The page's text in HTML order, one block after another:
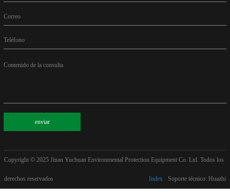
Correo
Teléfono
Contenido de la consulta
enviar
Copyright © 2025 Jinan Yuchuan Environmental Protection Equipment Co. Ltd. Todos los
derechos reservados Soporte técnico: Huazhi
Index